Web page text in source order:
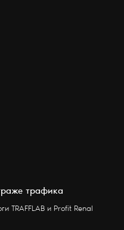
трафика
TRAFFLAB и Profit Renal